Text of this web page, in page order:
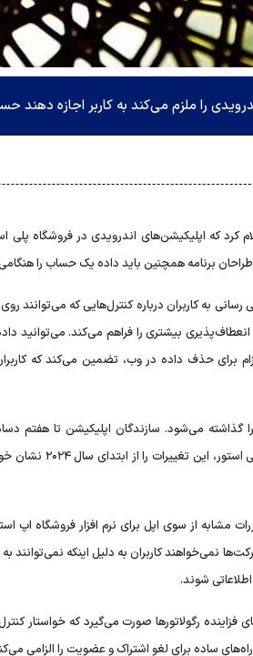
را ملزم می‌کند به کاربر اجازه دهند
کرد که اپلیکیشن‌های اندرویدی در فروشگاه پلی
برنامه همچنین باید داده یک حساب را
رسانی به کاربران درباره کنترل‌هایی که می‌توانند
بیشتری را فراهم می‌کند. می‌توانید
برای حذف داده در وب، تضمین می‌کند که
می‌شود. سازندگان اپلیکیشن تا هفتم
مشابه از سوی اپل برای نرم افزار فروشگاه
نمی‌خواهند کاربران به دلیل اینکه نمی‌توانند
شوند.
فزاینده رگولاتور‌ها صورت می‌گیرد که خواستار
راه‌های ساده برای لغو اشتراک و عضویت را الزامی